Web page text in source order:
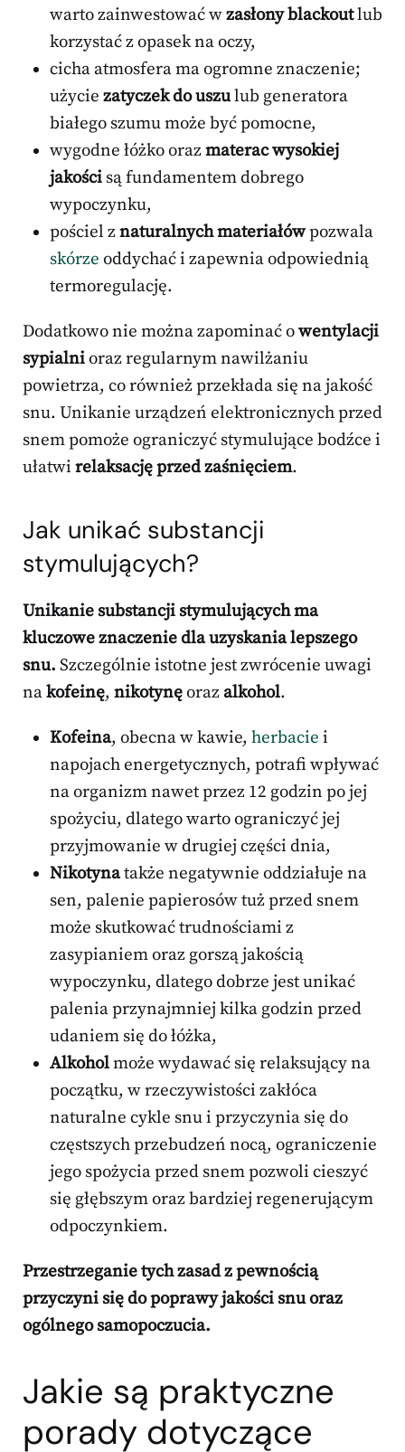
warto zainwestować wzasłony blackoutlub
korzystać z opasek na oczy,
cicha atmosfera ma ogromne znaczenie;
użycie zatyczek do uszulub generatora
białego szumu może być pomocne,
wygodne łóżko orazmaterac wysokiej
jakości są fundamentem dobrego
wypoczynku,
pościel znaturalnych materiałówpozwala
skórze oddychać i zapewnia odpowiednią
termoregulację.
Dodatkowo nie można zapominać owentylacji
sypialnioraz regularnym nawilżaniu
powietrza, co również przekłada się na jakość
snu. Unikanie urządzeń elektronicznych przed
snem pomoże ograniczyć stymulujące bodźce i
ułatwi relaksację przed zaśnięciem.
Jak unikać substancji
stymulujących?
Unikanie substancji stymulujących ma
kluczowe znaczenie dla uzyskania lepszego
snu. Szczególnie istotne jest zwrócenie uwagi
nakofeinę, nikotynęorazalkohol.
Kofeina, obecna w kawie, herbacie i
napojach energetycznych, potrafi wpływać
na organizm nawet przez 12 godzin po jej
spożyciu, dlatego warto ograniczyć jej
przyjmowanie w drugiej części dnia,
Nikotynatakże negatywnie oddziałuje na
sen, palenie papierosów tuż przed snem
może skutkować trudnościami z
zasypianiem oraz gorszą jakością
wypoczynku, dlatego dobrze jest unikać
palenia przynajmniej kilka godzin przed
udaniem się do łóżka,
Alkoholmoże wydawać się relaksujący na
początku, w rzeczywistości zakłóca
naturalne cykle snu i przyczynia się do
częstszych przebudzeń nocą, ograniczenie
jego spożycia przed snem pozwoli cieszyć
się głębszym oraz bardziej regenerującym
odpoczynkiem.
Przestrzeganie tych zasad z pewnością
przyczyni się do poprawy jakości snu oraz
ogólnego samopoczucia.
Jakie są praktyczne
porady dotyczące